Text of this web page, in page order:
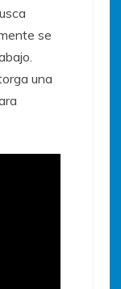
se
una